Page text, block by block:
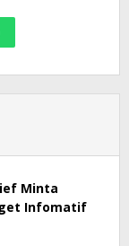
Minta
Infomatif